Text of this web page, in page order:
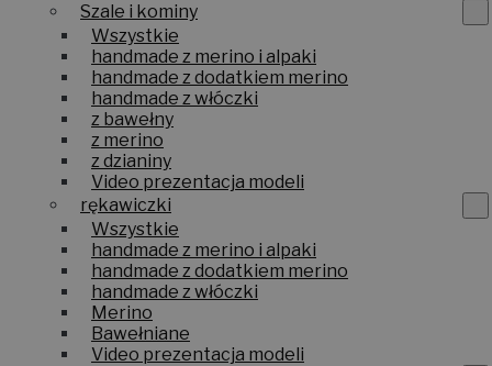
Szale i kominy
Wszystkie
handmade z merino i alpaki
handmade z dodatkiem merino
handmade z włóczki
z bawełny
z merino
z dzianiny
Video prezentacja modeli
rękawiczki
Wszystkie
handmade z merino i alpaki
handmade z dodatkiem merino
handmade z włóczki
Merino
Bawełniane
Video prezentacja modeli